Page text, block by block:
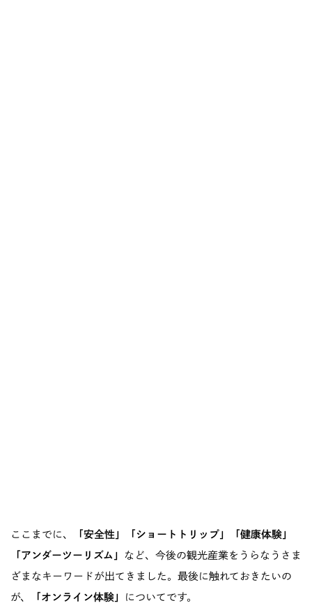
ここまでに、
「安全性」「ショートトリップ」「健康体験」
「アンダーツーリズム」 など、今後の観光産業をうらなうさま
ざまなキーワードが出てきました。最後に触れておきたいの
が、
「オンライン体験」 についてです。